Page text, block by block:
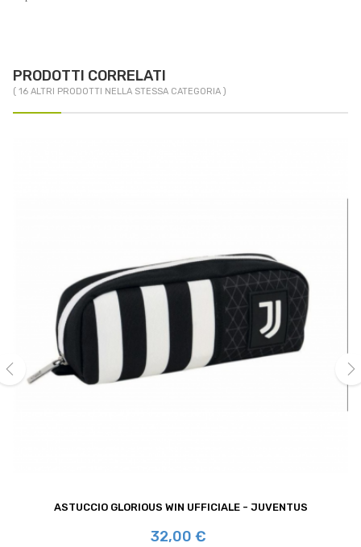
PRODOTTI CORRELATI
( 16 ALTRI PRODOTTI NELLA STESSA CATEGORIA )
ASTUCCIO GLORIOUS WIN UFFICIALE - JUVENTUS
Prezzo
32,00 €